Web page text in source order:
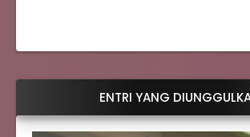
ENTRI YANG